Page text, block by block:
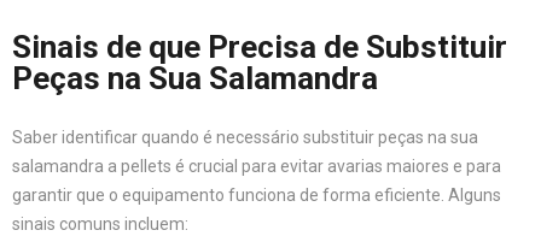
Sinais de que Precisa de Substituir
Peças na Sua Salamandra
Saber identificar quando é necessário substituir peças na sua
salamandra a pellets é crucial para evitar avarias maiores e para
garantir que o equipamento funciona de forma eficiente. Alguns
sinais comuns incluem: